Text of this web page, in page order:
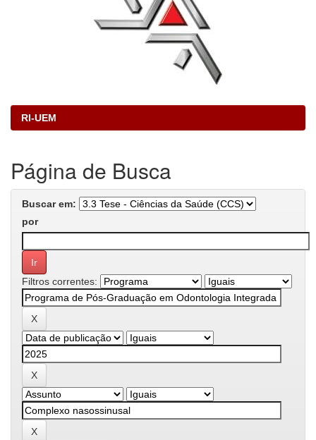
RI-UEM
Página de Busca
Buscar em:
por
Filtros correntes: